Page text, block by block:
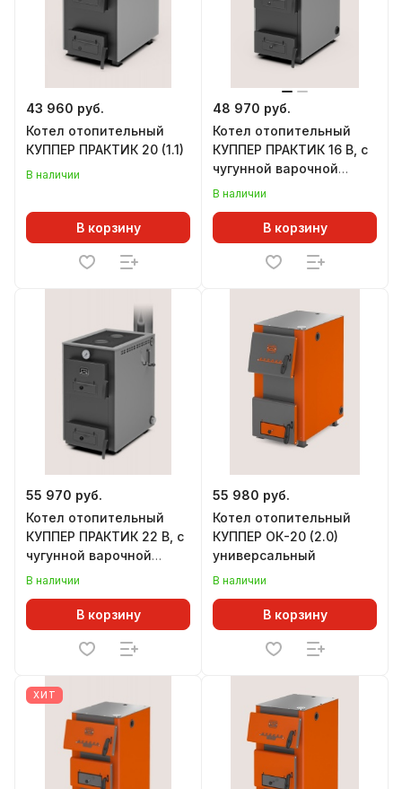
43 960 руб.
Котел отопительный
КУППЕР ПРАКТИК 20 (1.1)
В наличии
В корзину
48 970 руб.
Котел отопительный
КУППЕР ПРАКТИК 16 В, с
чугунной варочной
плитой
В наличии
В корзину
55 970 руб.
Котел отопительный
КУППЕР ПРАКТИК 22 В, с
чугунной варочной
плитой
В наличии
В корзину
55 980 руб.
Котел отопительный
КУППЕР ОК-20 (2.0)
универсальный
В наличии
В корзину
ХИТ